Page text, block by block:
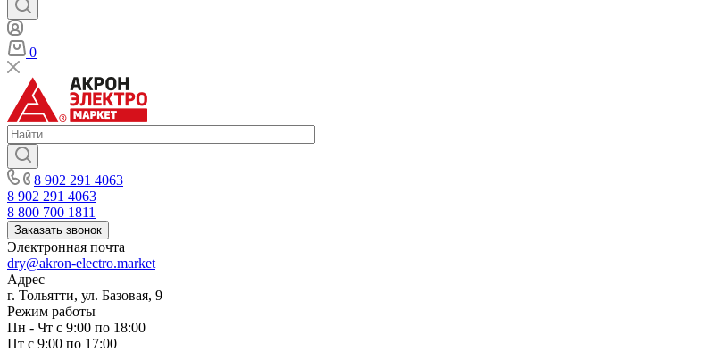
0
8 902 291 4063
8 902 291 4063
8 800 700 1811
Заказать звонок
Электронная почта
dry@akron-electro.market
Адрес
г. Тольятти, ул. Базовая, 9
Режим работы
Пн - Чт с 9:00 по 18:00
Пт с 9:00 по 17:00